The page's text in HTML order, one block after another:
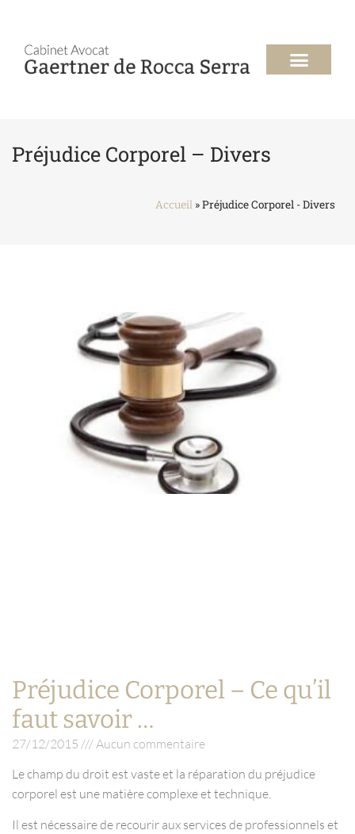
Préjudice Corporel – Divers
Accueil »Préjudice Corporel - Divers
Préjudice Corporel – Ce qu’il
faut savoir …
27/12/2015
Aucun commentaire
Le champ du droit est vaste et la réparation du préjudice
corporel est une matière complexe et technique.
Il est nécessaire de recourir aux services de professionnels et